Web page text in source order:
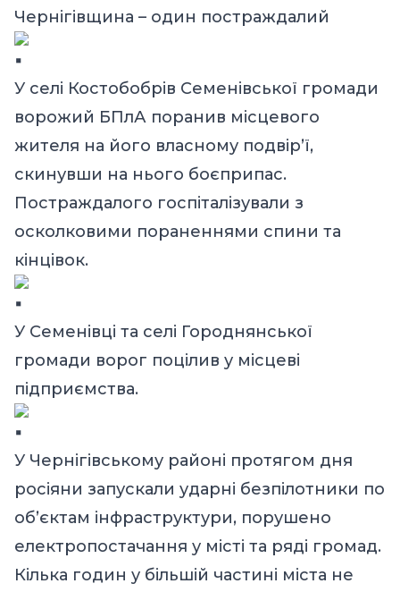
Чернігівщина – один постраждалий
У селі Костобобрів Семенівської громади
ворожий БПлА поранив місцевого
жителя на його власному подвірʼї,
скинувши на нього боєприпас.
Постраждалого госпіталізували з
осколковими пораненнями спини та
кінцівок.
У Семенівці та селі Городнянської
громади ворог поцілив у місцеві
підприємства.
У Чернігівському районі протягом дня
росіяни запускали ударні безпілотники по
обʼєктам інфраструктури, порушено
електропостачання у місті та ряді громад.
Кілька годин у більшій частині міста не